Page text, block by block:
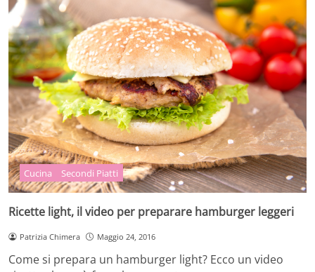
Cucina Secondi Piatti
Ricette light, il video per preparare hamburger leggeri
Patrizia Chimera Maggio 24, 2016
Come si prepara un hamburger light? Ecco un video